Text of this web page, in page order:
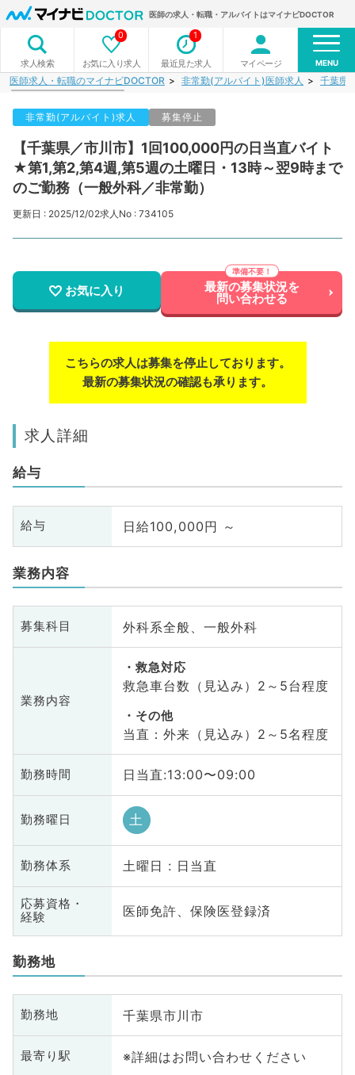
医師の求人・転職・アルバイトはマイナビDOCTOR
求人検索 お気に入り求人
0
最近見た求人
1
マイページ MENU
医師求人・転職のマイナビDOCTOR 非常勤(アルバイト)医師求人 千葉県
非常勤(アルバイト)求人 募集停止
【千葉県／市川市】1回100,000円の日当直バイト
★第1,第2,第4週,第5週の土曜日・13時～翌9時まで
のご勤務（一般外科／非常勤）
更新日 : 2025/12/02求人No : 734105
お気に入り 最新の募集状況を
問い合わせる
こちらの求人は募集を停止しております。
最新の募集状況の確認も承ります。
求人詳細
給与
給与 日給100,000円 ～
業務内容
募集科目 外科系全般、一般外科
業務内容
救急対応
救急車台数（見込み）2～5台程度
その他
当直：外来（見込み）2～5名程度
勤務時間 日当直:13:00〜09:00
勤務曜日 土
勤務体系 土曜日 : 日当直
応募資格・
経験
医師免許、保険医登録済
勤務地
勤務地 千葉県市川市
最寄り駅 ※詳細はお問い合わせください